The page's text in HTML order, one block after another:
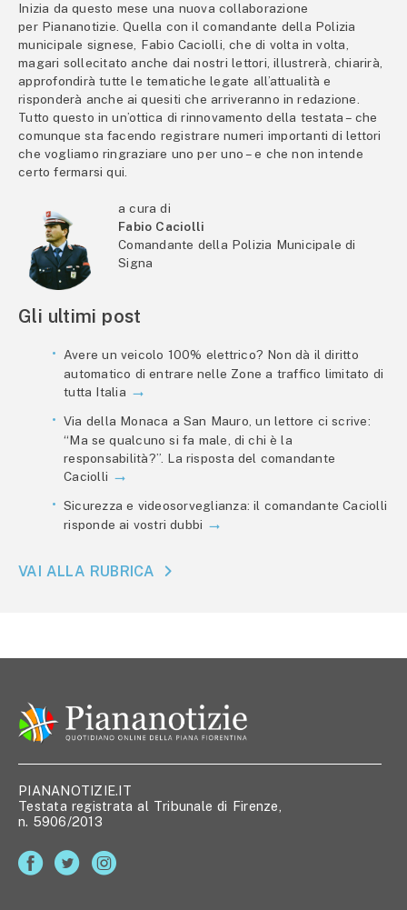
Inizia da questo mese una nuova collaborazione
per Piananotizie. Quella con il comandante della Polizia
municipale signese, Fabio Caciolli, che di volta in volta,
magari sollecitato anche dai nostri lettori, illustrerà, chiarirà,
approfondirà tutte le tematiche legate all’attualità e
risponderà anche ai quesiti che arriveranno in redazione.
Tutto questo in un’ottica di rinnovamento della testata – che
comunque sta facendo registrare numeri importanti di lettori
che vogliamo ringraziare uno per uno – e che non intende
certo fermarsi qui.
a cura di
Fabio Caciolli
Comandante della Polizia Municipale di
Signa
Gli ultimi post
Avere un veicolo 100% elettrico? Non dà il diritto
automatico di entrare nelle Zone a traffico limitato di
tutta Italia
Via della Monaca a San Mauro, un lettore ci scrive:
“Ma se qualcuno si fa male, di chi è la
responsabilità?”. La risposta del comandante
Caciolli
Sicurezza e videosorveglianza: il comandante Caciolli
risponde ai vostri dubbi
VAI ALLA RUBRICA
PIANANOTIZIE.IT
Testata registrata al Tribunale di Firenze,
n. 5906/2013